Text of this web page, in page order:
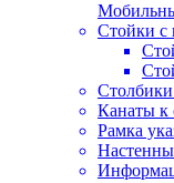
Стойки с
Столбики
Канаты к
Рамка